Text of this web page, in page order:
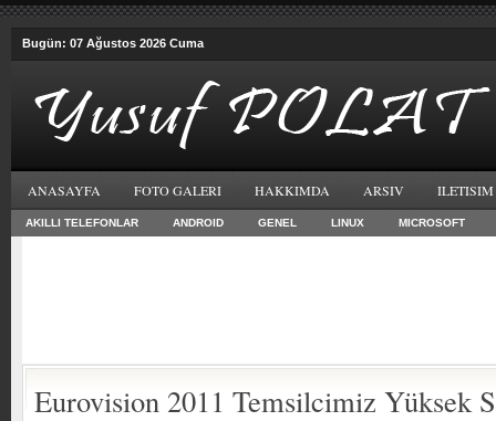
Bugün: 07 Ağustos 2026 Cuma
ANASAYFA FOTO GALERI HAKKIMDA ARSIV ILETISIM
AKILLI TELEFONLAR ANDROID GENEL LINUX MICROSOFT
Eurovision 2011 Temsilcimiz Yüksek